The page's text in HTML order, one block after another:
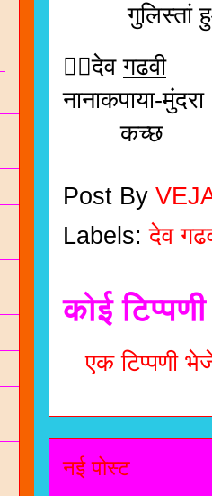
गुलिस्तां
✍🏻देवगढवी
नानाकपाया-मुंदरा
कच्छ
Post By
Labels:देव
कोई
एक टिप्पणी
नई पोस्ट